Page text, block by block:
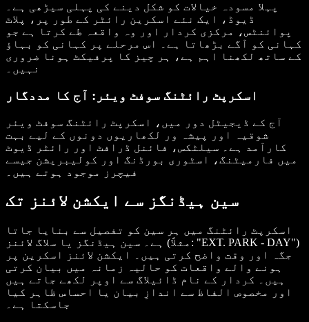
پہلا مسودہ خیالات کو شکل دینے کی پہلی سیڑھی ہے۔
ڈیوڈ، ایک نئے اسکرین رائٹر کے طور پر، پلاٹ
پوائنٹس، مرکزی کردار اور وہ واقعہ طے کرتا ہے جو
کہانی کو آگے بڑھاتا ہے۔ اس مرحلے پر کہانی کو بہاؤ
کے ساتھ لکھنا اہم ہے، ہر چیز کا پرفیکٹ ہونا ضروری
نہیں۔
اسکرپٹ رائٹنگ سوفٹ ویئر: آج کا مددگار
آج کے ڈیجیٹل دور میں، اسکرپٹ رائٹنگ سوفٹ ویئر
شوقیہ اور پیشہ ور لکھاریوں دونوں کے لیے بہت
کارآمد ہے۔ سیلٹکس، فائنل ڈرافٹ اور رائٹر ڈیوٹ
میں فارمیٹنگ، اسٹوری بورڈنگ اور کولیبریشن جیسے
فیچرز موجود ہوتے ہیں۔
سین ہیڈنگز سے ایکشن لائنز تک
اسکرپٹ رائٹنگ میں ہر سین کو تفصیل سے بنایا جاتا
ہے۔ سین ہیڈنگز یا سلاگ لائنز (مثلاً: "EXT. PARK - DAY")
جگہ اور وقت واضح کرتی ہیں۔ ایکشن لائنز اسکرین پر
ہونے والے واقعات کو حالیہ زمانہ میں بیان کرتی
ہیں۔ کردار کے نام ڈائیلاگ سے اوپر لکھے جاتے ہیں
اور مخصوص الفاظ سے اندازِ بیان یا احساس ظاہر کیا
جاسکتا ہے۔